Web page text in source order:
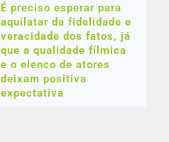
É preciso esperar para
aquilatar da fidelidade e
veracidade dos fatos, já
que a qualidade fílmica
e o elenco de atores
deixam positiva
expectativa